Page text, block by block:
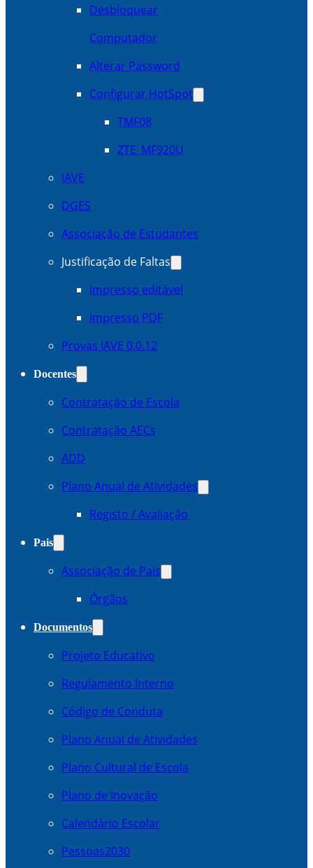
Desbloquear
Computador
Alterar Password
Configurar HotSpot
TMF08
ZTE_MF920U
IAVE
DGES
Associação de Estudantes
Justificação de Faltas
Impresso editável
Impresso PDF
Provas IAVE 0.0.12
Docentes
Contratação de Escola
Contratação AECs
ADD
Plano Anual de Atividades
Registo / Avaliação
Pais
Associação de Pais
Órgãos
Documentos
Projeto Educativo
Regulamento Interno
Código de Conduta
Plano Anual de Atividades
Plano Cultural de Escola
Plano de Inovação
Calendário Escolar
Pessoas2030